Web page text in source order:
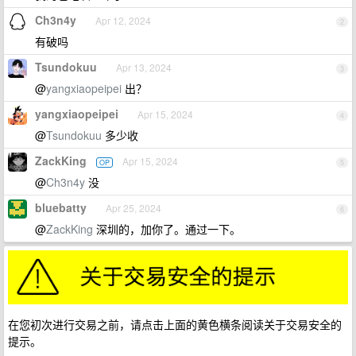
2
Ch3n4y Apr 12, 2024
有破吗
3
Tsundokuu Apr 13, 2024
@yangxiaopeipei 出？
4
yangxiaopeipei Apr 15, 2024
@Tsundokuu 多少收
5
ZackKing OP Apr 15, 2024
@Ch3n4y 没
6
bluebatty Apr 25, 2024
@ZackKing 深圳的，加你了。通过一下。
在您初次进行交易之前，请点击上面的黄色横条阅读关于交易安全的
提示。